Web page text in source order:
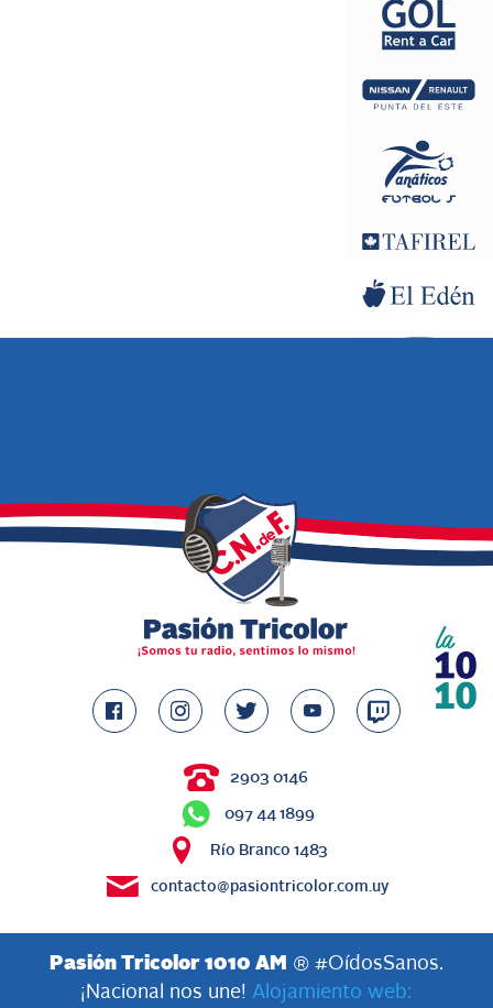
2903 0146
097 44 1899
Río Branco 1483
contacto@pasiontricolor.com.uy
Pasión Tricolor 1010 AM
® #OídosSanos.
¡Nacional nos une! Alojamiento web: